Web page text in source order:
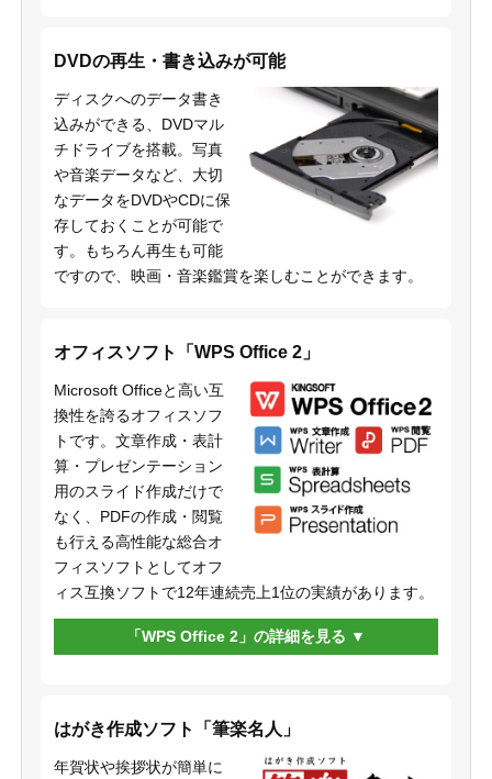
DVDの再生・書き込みが可能
ディスクへのデータ書き
込みができる、DVDマル
チドライブを搭載。写真
や音楽データなど、大切
なデータをDVDやCDに保
存しておくことが可能で
す。もちろん再生も可能
ですので、映画・音楽鑑賞を楽しむことができます。
オフィスソフト「WPS Office 2」
Microsoft Officeと高い互
換性を誇るオフィスソフ
トです。文章作成・表計
算・プレゼンテーション
用のスライド作成だけで
なく、PDFの作成・閲覧
も行える高性能な総合オ
フィスソフトとしてオフ
ィス互換ソフトで12年連続売上1位の実績があります。
「WPS Office 2」の詳細を見る
はがき作成ソフト「筆楽名人」
年賀状や挨拶状が簡単に